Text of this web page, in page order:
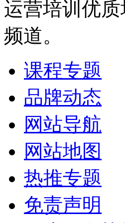
运营培训优
频道。
课程专题
品牌动态
网站导航
网站地图
热推专题
免责声明